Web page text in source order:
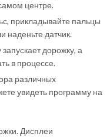
центре.
прикладывайте пальцы
наденьте датчик.
дорожку, а
в процессе.
различных
увидеть программу на
Дисплеи